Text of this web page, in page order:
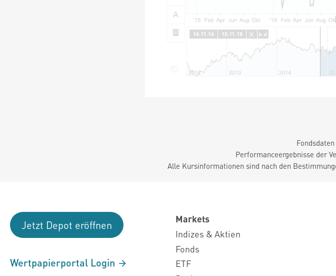
Performanceergebnisse der
Alle Kursinformationen sind nach den
Jetzt Depot eröffnen
Wertpapierportal Login
Markets
Indizes & Aktien
Fonds
ETF